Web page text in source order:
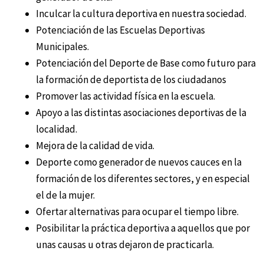
Inculcar la cultura deportiva en nuestra sociedad.
Potenciación de las Escuelas Deportivas
Municipales.
Potenciación del Deporte de Base como futuro para
la formación de deportista de los ciudadanos
Promover las actividad física en la escuela.
Apoyo a las distintas asociaciones deportivas de la
localidad.
Mejora de la calidad de vida.
Deporte como generador de nuevos cauces en la
formación de los diferentes sectores, y en especial
el de la mujer.
Ofertar alternativas para ocupar el tiempo libre.
Posibilitar la práctica deportiva a aquellos que por
unas causas u otras dejaron de practicarla.